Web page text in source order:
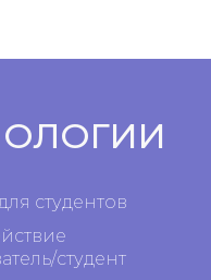
студентов
студент